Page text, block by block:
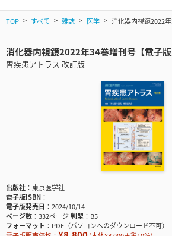
TOP すべて 雑誌 医学 消化器内視鏡2022
消化器内視鏡2022年34巻増刊号【電子版
胃疾患アトラス 改訂版
出版社
東京医学社
電子版ISBN
電子版発売日
2024/10/14
ページ数
332ページ判型
B5
フォーマット
PDF（パソコンへのダウンロード不可）